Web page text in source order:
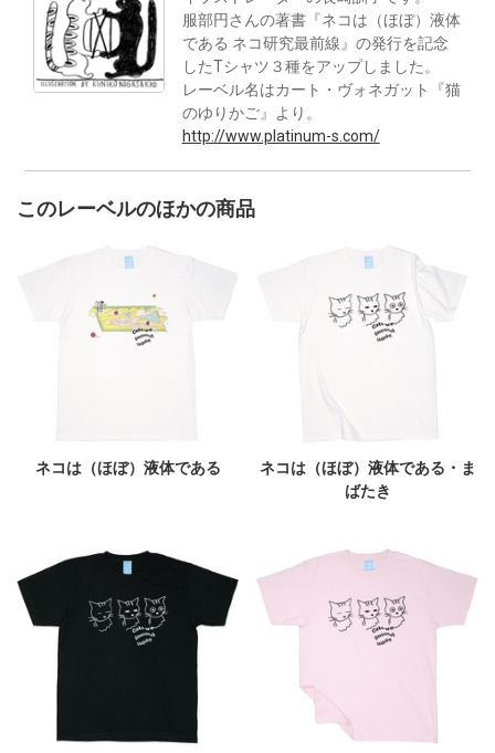
服部円さんの著書『ネコは（ほぼ）液体
である ネコ研究最前線』の発行を記念
したTシャツ３種をアップしました。
レーベル名はカート・ヴォネガット『猫
のゆりかご』より。
http://www.platinum-s.com/
このレーベルのほかの商品
ネコは（ほぼ）液体である
ネコは（ほぼ）液体である・ま
ばたき